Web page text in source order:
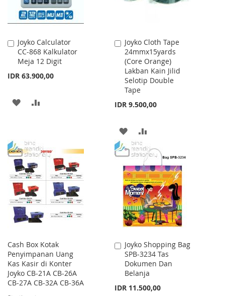
Joyko Calculator
CC-868 Kalkulator
Meja 12 Digit
IDR 63.900,00
Add
to
Cart
ADD
LIST
Joyko Cloth Tape
24mmx15yards
(Core Orange)
Lakban Kain Jilid
Selotip Double
Tape
IDR 9.500,00
Add
to
Cart
ADD
TO
WISH
LIST
TO
COMPARE
Cash Box Kotak
Penyimpanan Uang
Kas Kasir di Konter
Joyko CB-21A CB-26A
CB-27A CB-32A CB-36A
Joyko Shopping Bag
SPB-3234 Tas
Dokumen Dan
Belanja
IDR 11.500,00
Add
to
Cart